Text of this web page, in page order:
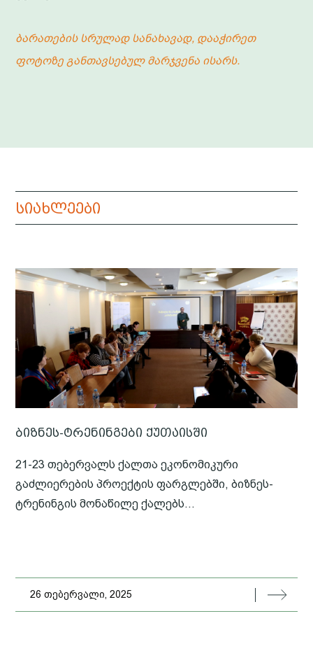
ბარათების სრულად სანახავად, დააჭირეთ
ფოტოზე განთავსებულ მარჯვენა ისარს.
სიახლეები
ბიზნეს-ტრენინგები ქუთაისში
21-23 თებერვალს ქალთა ეკონომიკური
გაძლიერების პროექტის ფარგლებში, ბიზნეს-
ტრენინგის მონაწილე ქალებს...
26 თებერვალი, 2025